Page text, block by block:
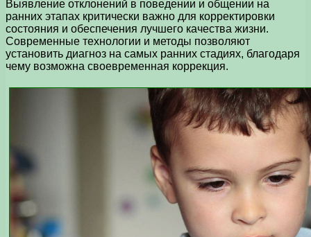
Выявление отклонений в поведении и общении на
ранних этапах критически важно для корректировки
состояния и обеспечения лучшего качества жизни.
Современные технологии и методы позволяют
установить диагноз на самых ранних стадиях, благодаря
чему возможна своевременная коррекция.